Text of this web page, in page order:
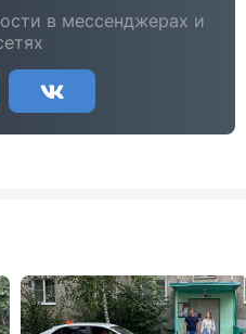
в мессенджерах и